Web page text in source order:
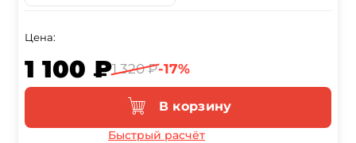
Цена:
1 100 ₽1 320 ₽-17%
В корзину
Быстрый расчёт